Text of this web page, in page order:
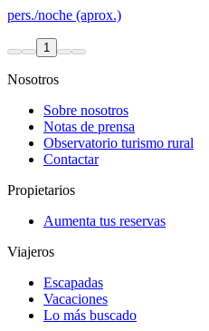
pers./noche (aprox.)
1
Nosotros
Sobre nosotros
Notas de prensa
Observatorio turismo rural
Contactar
Propietarios
Aumenta tus reservas
Viajeros
Escapadas
Vacaciones
Lo más buscado